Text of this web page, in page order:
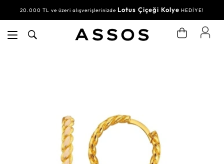
20.000 TL ve üzeri alışverişlerinizde Lotus Çiçeği Kolye HEDİYE!